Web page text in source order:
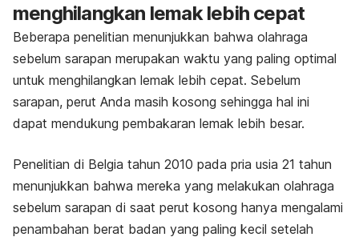
menghilangkan lemak lebih cepat
Beberapa penelitian menunjukkan bahwa olahraga
sebelum sarapan merupakan waktu yang paling optimal
untuk menghilangkan lemak lebih cepat. Sebelum
sarapan, perut Anda masih kosong sehingga hal ini
dapat mendukung pembakaran lemak lebih besar.
Penelitian di Belgia tahun 2010 pada pria usia 21 tahun
menunjukkan bahwa mereka yang melakukan olahraga
sebelum sarapan di saat perut kosong hanya mengalami
penambahan berat badan yang paling kecil setelah